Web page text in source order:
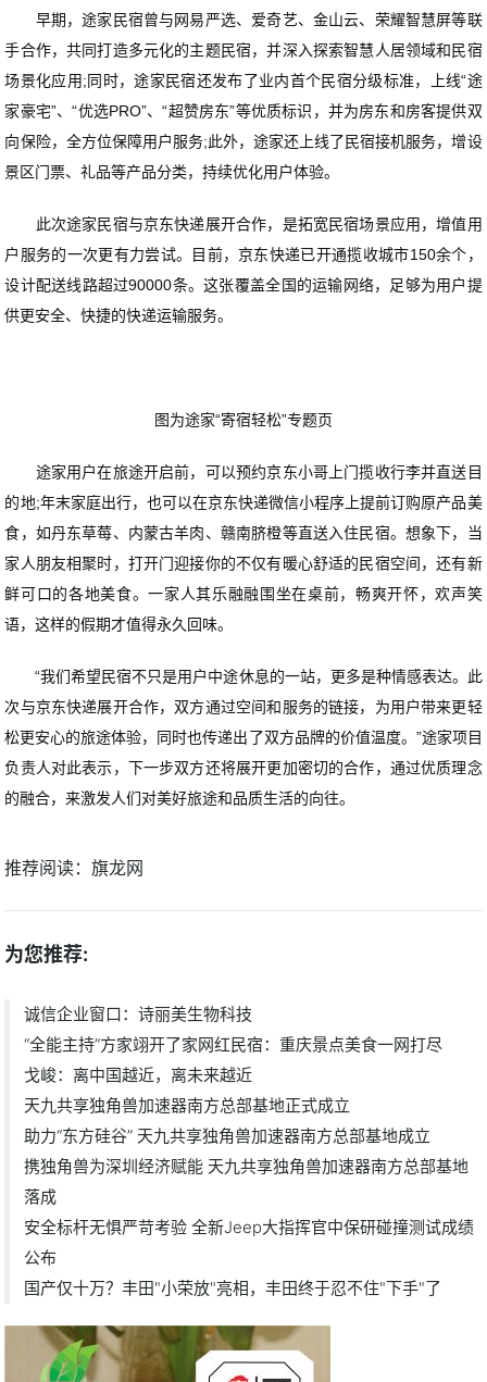
早期，途家民宿曾与网易严选、爱奇艺、金山云、荣耀智慧屏等联
手合作，共同打造多元化的主题民宿，并深入探索智慧人居领域和民宿
场景化应用;同时，途家民宿还发布了业内首个民宿分级标准，上线“途
家豪宅”、“优选PRO”、“超赞房东”等优质标识，并为房东和房客提供双
向保险，全方位保障用户服务;此外，途家还上线了民宿接机服务，增设
景区门票、礼品等产品分类，持续优化用户体验。
此次途家民宿与京东快递展开合作，是拓宽民宿场景应用，增值用
户服务的一次更有力尝试。目前，京东快递已开通揽收城市150余个，
设计配送线路超过90000条。这张覆盖全国的运输网络，足够为用户提
供更安全、快捷的快递运输服务。
图为途家“寄宿轻松”专题页
途家用户在旅途开启前，可以预约京东小哥上门揽收行李并直送目
的地;年末家庭出行，也可以在京东快递微信小程序上提前订购原产品美
食，如丹东草莓、内蒙古羊肉、赣南脐橙等直送入住民宿。想象下，当
家人朋友相聚时，打开门迎接你的不仅有暖心舒适的民宿空间，还有新
鲜可口的各地美食。一家人其乐融融围坐在桌前，畅爽开怀，欢声笑
语，这样的假期才值得永久回味。
“我们希望民宿不只是用户中途休息的一站，更多是种情感表达。此
次与京东快递展开合作，双方通过空间和服务的链接，为用户带来更轻
松更安心的旅途体验，同时也传递出了双方品牌的价值温度。”途家项目
负责人对此表示，下一步双方还将展开更加密切的合作，通过优质理念
的融合，来激发人们对美好旅途和品质生活的向往。
推荐阅读：旗龙网
为您推荐:
诚信企业窗口：诗丽美生物科技
“全能主持”方家翊开了家网红民宿：重庆景点美食一网打尽
戈峻：离中国越近，离未来越近
天九共享独角兽加速器南方总部基地正式成立
助力“东方硅谷” 天九共享独角兽加速器南方总部基地成立
携独角兽为深圳经济赋能 天九共享独角兽加速器南方总部基地
落成
安全标杆无惧严苛考验 全新Jeep大指挥官中保研碰撞测试成绩
公布
国产仅十万？丰田"小荣放"亮相，丰田终于忍不住"下手"了